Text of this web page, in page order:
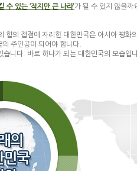
수 있는 ‘작지만 큰 나라’가 될 수 있지 않을까
힘의 접점에 자리한 대한민국은 아시아 평화
주인공이 되어야 합니다.
니다. 바로 하나가 되는 대한민국의 모습입